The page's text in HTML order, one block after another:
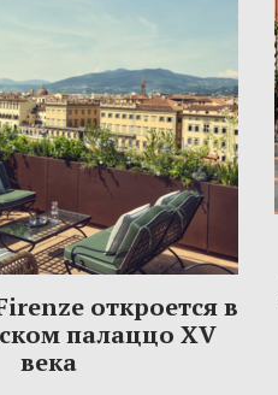
откроется в
палаццо XV
века